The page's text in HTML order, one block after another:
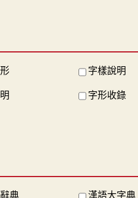
字樣說明
字形收錄
典 漢語大字典